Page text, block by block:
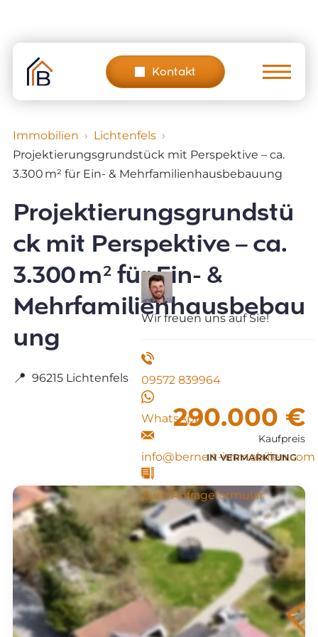
content
Kontakt
Wir freuen uns auf Sie!
09572 839964
WhatsApp
info@bernert-immobilien.com
Zum Anfrageformular
Immobilien
Lichtenfels
Projektierungsgrundstück mit Perspektive – ca.
3.300 m² für Ein- & Mehrfamilienhausbebauung
Projektierungsgrundstü
ck mit Perspektive – ca.
3.300 m² für Ein- &
Mehrfamilienhausbebau
ung
📍 96215 Lichtenfels
290.000 €
Kaufpreis
IN VERMARKTUNG